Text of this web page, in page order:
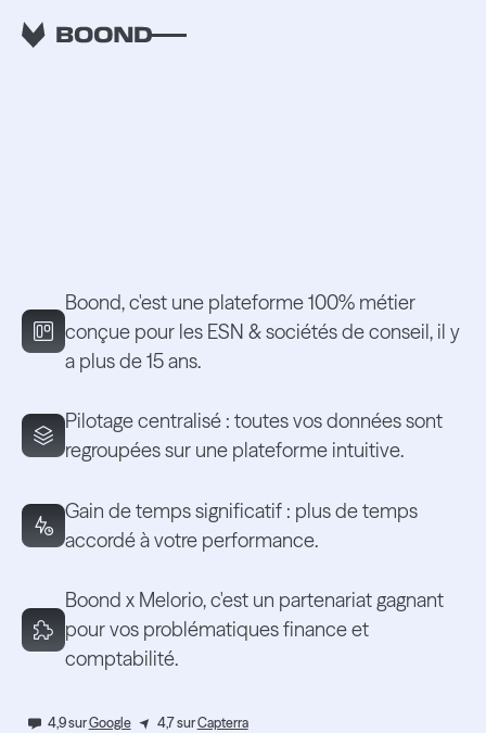
Boond, c'est une plateforme 100% métier
conçue pour les ESN & sociétés de conseil, il y
a plus de 15 ans.
Pilotage centralisé : toutes vos données sont
regroupées sur une plateforme intuitive.
Gain de temps significatif : plus de temps
accordé à votre performance.
Boond x Melorio, c'est un partenariat gagnant
pour vos problématiques finance et
comptabilité.
4,9 surGoogle 4,7 surCapterra